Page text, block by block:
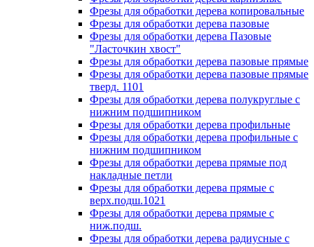
Фрезы для обработки дерева копировальные
Фрезы для обработки дерева пазовые
Фрезы для обработки дерева Пазовые
"Ласточкин хвост"
Фрезы для обработки дерева пазовые прямые
Фрезы для обработки дерева пазовые прямые
тверд. 1101
Фрезы для обработки дерева полукруглые с
нижним подшипником
Фрезы для обработки дерева профильные
Фрезы для обработки дерева профильные с
нижним подшипником
Фрезы для обработки дерева прямые под
накладные петли
Фрезы для обработки дерева прямые с
верх.подш.1021
Фрезы для обработки дерева прямые с
ниж.подш.
Фрезы для обработки дерева радиусные с